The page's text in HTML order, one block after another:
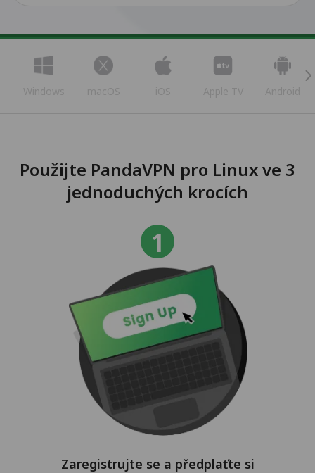
Windows macOS iOS Apple TV Android
Použijte PandaVPN pro Linux ve 3
jednoduchých krocích
Zaregistrujte se a předplaťte si